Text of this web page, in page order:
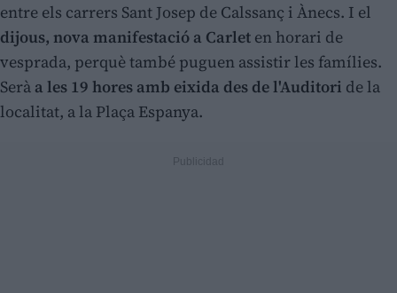
entre els carrers Sant Josep de Calssanç i Ànecs. I el
dijous, nova manifestació a Carlet en horari de
vesprada, perquè també puguen assistir les famílies.
Serà a les 19 hores amb eixida des de l'Auditori de la
localitat, a la Plaça Espanya.